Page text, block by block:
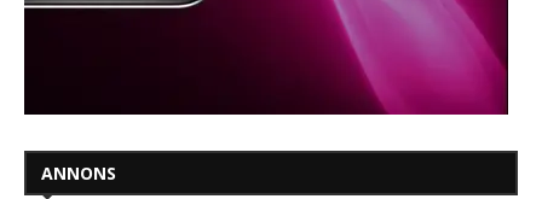
ANNONS